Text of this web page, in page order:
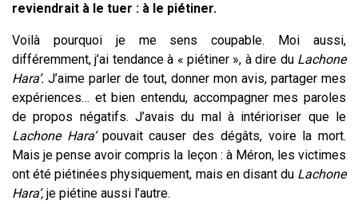
reviendrait à le tuer : à le piétiner.
Voilà pourquoi je me sens coupable. Moi aussi,
différemment, j’ai tendance à « piétiner », à dire du Lachone
Hara’. J’aime parler de tout, donner mon avis, partager mes
expériences… et bien entendu, accompagner mes paroles
de propos négatifs. J’avais du mal à intérioriser que le
Lachone Hara’pouvait causer des dégâts, voire la mort.
Mais je pense avoir compris la leçon : à Méron, les victimes
ont été piétinées physiquement, mais en disant du Lachone
Hara’, je piétine aussi l’autre.